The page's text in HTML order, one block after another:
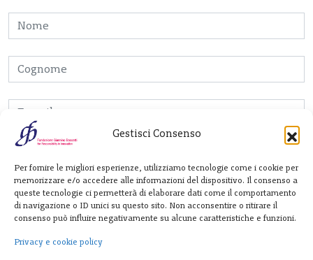
Gestisci Consenso
Per fornire le migliori esperienze, utilizziamo tecnologie come i cookie per
memorizzare e/o accedere alle informazioni del dispositivo. Il consenso a
queste tecnologie ci permetterà di elaborare dati come il comportamento
di navigazione o ID unici su questo sito. Non acconsentire o ritirare il
consenso può influire negativamente su alcune caratteristiche e funzioni.
Privacy e cookie policy
trattamento dei dati personali secondo laPrivacy
Policy
Fondazione